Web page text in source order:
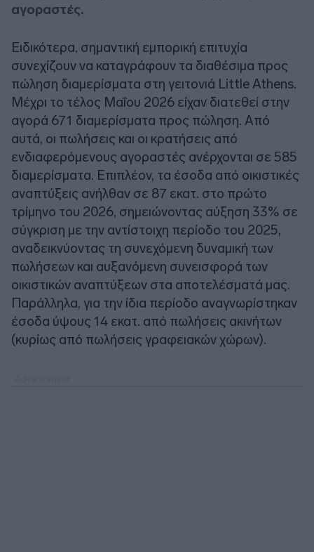
αγοραστές.
Ειδικότερα, σημαντική εμπορική επιτυχία
συνεχίζουν να καταγράφουν τα διαθέσιμα προς
πώληση διαμερίσματα στη γειτονιά Little Athens.
Μέχρι το τέλος Μαΐου 2026 είχαν διατεθεί στην
αγορά 671 διαμερίσματα προς πώληση. Από
αυτά, οι πωλήσεις και οι κρατήσεις από
ενδιαφερόμενους αγοραστές ανέρχονται σε 585
διαμερίσματα. Επιπλέον, τα έσοδα από οικιστικές
αναπτύξεις ανήλθαν σε 87 εκατ. στο πρώτο
τρίμηνο του 2026, σημειώνοντας αύξηση 33% σε
σύγκριση με την αντίστοιχη περίοδο του 2025,
αναδεικνύοντας τη συνεχόμενη δυναμική των
πωλήσεων και αυξανόμενη συνεισφορά των
οικιστικών αναπτύξεων στα αποτελέσματά μας.
Παράλληλα, για την ίδια περίοδο αναγνωρίστηκαν
έσοδα ύψους 14 εκατ. από πωλήσεις ακινήτων
(κυρίως από πωλήσεις γραφειακών χώρων).